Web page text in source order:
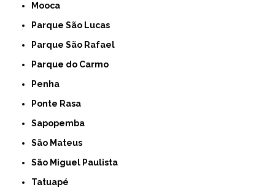
Mooca
Parque São Lucas
Parque São Rafael
Parque do Carmo
Penha
Ponte Rasa
Sapopemba
São Mateus
São Miguel Paulista
Tatuapé